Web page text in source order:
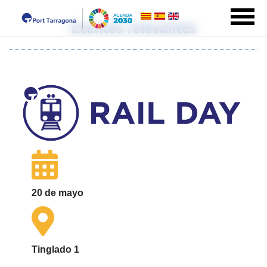
Eventos relevantes
20 de mayo
Tinglado 1